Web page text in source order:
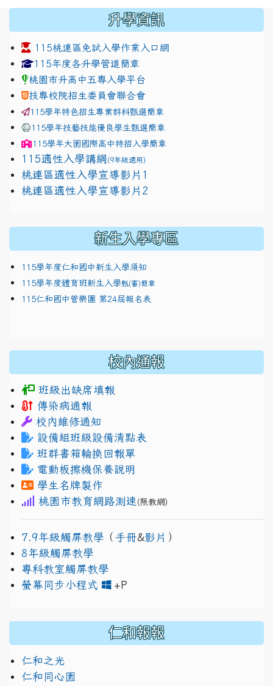
升學資訊
115桃連區免試入學作業入口網
link to https://www.jhjhs.tyc.edu.tw/modules/
115年度各升學管道簡章
桃園市升高中五專入學平台
技專校院招生委員會聯合會
115學年特色招生專業群科甄選簡章
115學年技藝技能優良學生甄選簡章
115學年大園國際高中特招入學簡章
115適性入學講綱 (9年級適用)
link to https://docs.google.com/presentation/d/
桃連區適性入學宣導影片1
link to https://docs.google.com/presentation/d/
桃連區適性入學宣導影片2
新生入學專區
115學年度仁和國中新生入學須知
115學年度體育班新生入學甄(審)簡章
115仁和國中管樂團 第24屆報名表
校內通報
班級出缺席填報
傳染病通報
校內維修通知
設備組班級設備清點表
班群書箱輪換回報單
電動板擦機保養說明
學生名牌製作
桃園市教育網路測速 (限教網)
7.9年級觸屏教學 （ 手冊&影片 ）
8年級觸屏教學
專科教室觸屏教學
螢幕同步小程式
+P
仁和報報
仁和之光
仁和同心園